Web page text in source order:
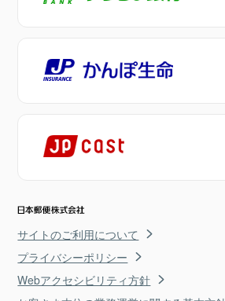
サイトのご利用について
プライバシーポリシー
Webアクセシビリティ方針